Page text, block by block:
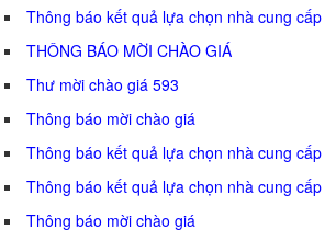
Thông báo kết quả lựa chọn nhà cung cấp
THÔNG BÁO MỜI CHÀO GIÁ
Thư mời chào giá 593
Thông báo mời chào giá
Thông báo kết quả lựa chọn nhà cung cấp
Thông báo kết quả lựa chọn nhà cung cấp
Thông báo mời chào giá